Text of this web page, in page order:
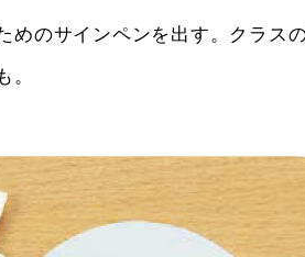
めのサインペンを出す。クラス
。